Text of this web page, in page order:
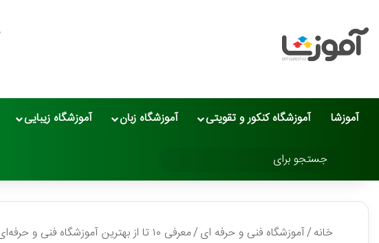
آموزشا آموزشگاه کنکور و تقویتی آموزشگاه زبان آموزشگاه زیبایی
تغییر پوسته
برای
خانه/آموزشگاه فنی و حرفه ای/معرفی ۱۰ تا از بهترین آموزشگاه فنی و حرفه‌ای در کرج❤️【سال1405】✅